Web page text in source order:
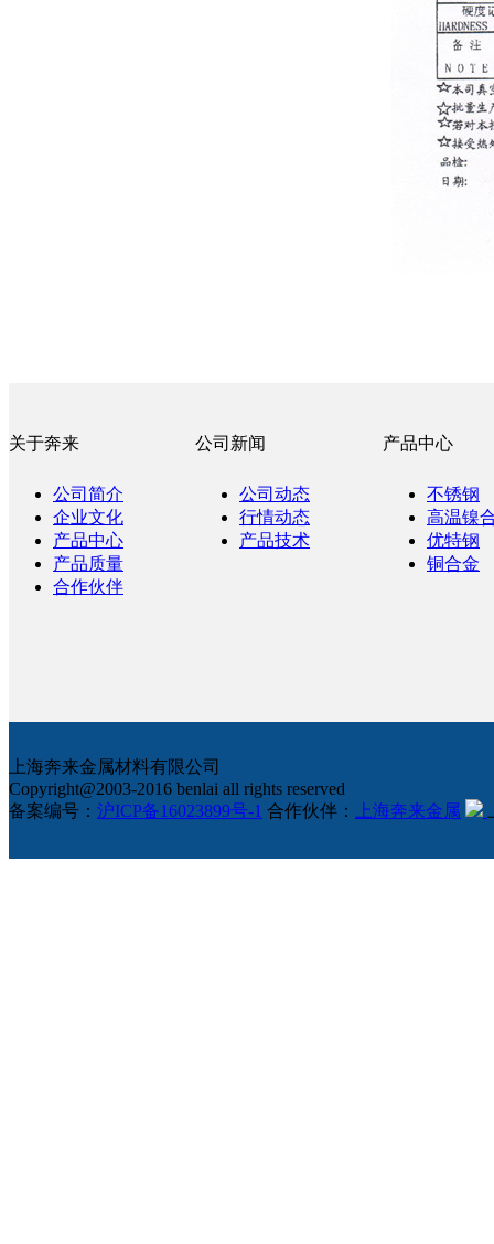
关于奔来
公司简介
企业文化
产品中心
产品质量
合作伙伴
公司新闻
公司动态
行情动态
产品技术
产品中心
不锈钢
高温镍
优特钢
铜合金
上海奔来金属材料有限公司
Copyright@2003-2016 benlai all rights reserved
备案编号： 沪ICP备16023899号-1 合作伙伴： 上海奔来金属